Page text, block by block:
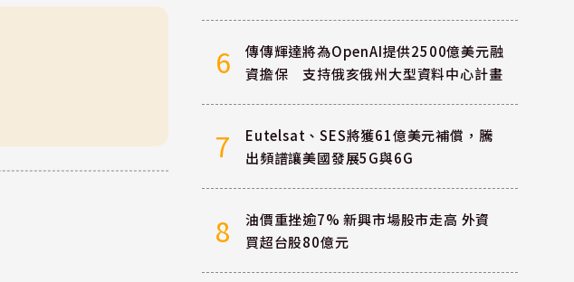
6
傳傳輝達將為OpenAI提供2500億美元融
資擔保 支持俄亥俄州大型資料中心計畫
7
Eutelsat、SES將獲61億美元補償，騰
出頻譜讓美國發展5G與6G
8
油價重挫逾7% 新興市場股市走高 外資
買超台股80億元